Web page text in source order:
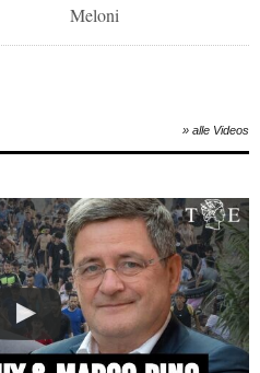
Meloni
» alle Videos